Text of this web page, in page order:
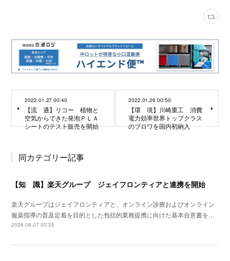
2022.01.27 00:40
【流 通】リコー 植物と
空気からできた発泡ＰＬＡ
シートのテスト販売を開始
2022.01.26 00:50
【環 境】川崎重工 消費
電力効率世界トップクラス
のブロワを国内初納入
同カテゴリー記事
【知 識】楽天グループ ジェイフロンティアと連携を開始
楽天グループはジェイフロンティアと、オンライン診療およびオンライン
服薬指導の普及定着を目的とした包括的業務提携に向けた基本合意書を…
2026.08.07 00:35